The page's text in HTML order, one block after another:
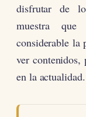
disfrutar de
muestra
considerable la
ver contenidos,
en la actualidad.